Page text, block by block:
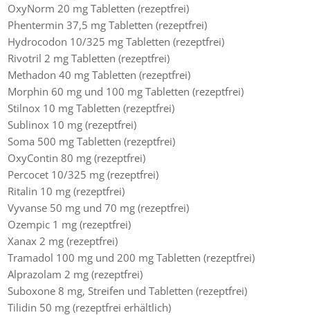
OxyNorm 20 mg Tabletten (rezeptfrei)
Phentermin 37,5 mg Tabletten (rezeptfrei)
Hydrocodon 10/325 mg Tabletten (rezeptfrei)
Rivotril 2 mg Tabletten (rezeptfrei)
Methadon 40 mg Tabletten (rezeptfrei)
Morphin 60 mg und 100 mg Tabletten (rezeptfrei)
Stilnox 10 mg Tabletten (rezeptfrei)
Sublinox 10 mg (rezeptfrei)
Soma 500 mg Tabletten (rezeptfrei)
OxyContin 80 mg (rezeptfrei)
Percocet 10/325 mg (rezeptfrei)
Ritalin 10 mg (rezeptfrei)
Vyvanse 50 mg und 70 mg (rezeptfrei)
Ozempic 1 mg (rezeptfrei)
Xanax 2 mg (rezeptfrei)
Tramadol 100 mg und 200 mg Tabletten (rezeptfrei)
Alprazolam 2 mg (rezeptfrei)
Suboxone 8 mg, Streifen und Tabletten (rezeptfrei)
Tilidin 50 mg (rezeptfrei erhältlich)